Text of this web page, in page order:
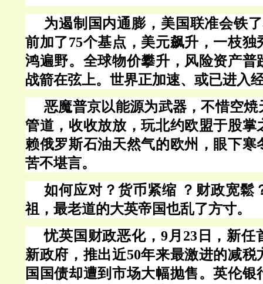
为遏制国内通膨，美国联准会铁
前加了75个基点，美元飙升，一枝独
鸿遍野。全球物价攀升，风险资产普
战箭在弦上。世界正加速、或已进入
恶魔普京以能源为武器，不惜空
管道，收收放放，玩北约欧盟于股掌
赖俄罗斯石油天然气的欧州，眼下寒
苦不堪言。
如何应对？货币紧缩 ？财政宽鬆
祖，最老道的大英帝国也乱了方寸。
忧英国财政恶化， 9月23日，新任
新政府，推出近50年来最激进的减税
国国债却遭到市场大幅抛售。英伦银